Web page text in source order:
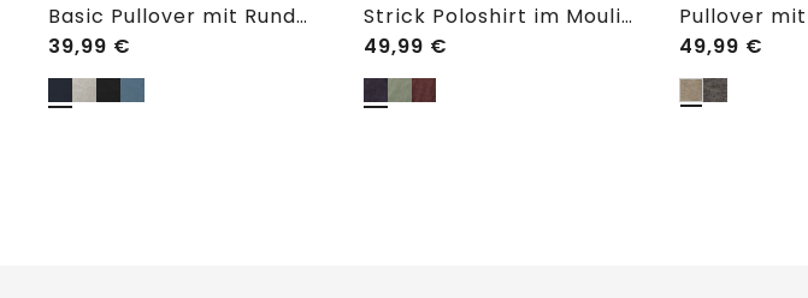
Basic Pullover mit Rundhals in Unifarbe
39,99 €
Strick Poloshirt im Mouliné Look
49,99 €
49,99 €